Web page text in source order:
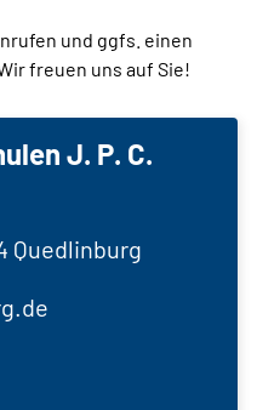
und ggfs. einen
freuen uns auf Sie!
J. P. C.
Quedlinburg